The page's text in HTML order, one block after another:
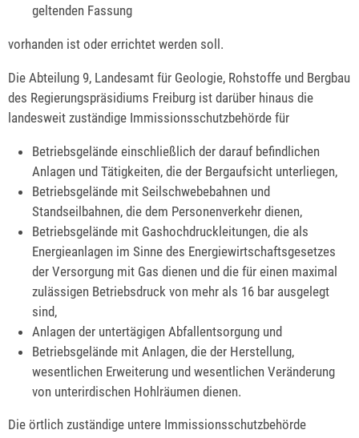
geltenden Fassung
vorhanden ist oder errichtet werden soll.
Die Abteilung 9, Landesamt für Geologie, Rohstoffe und Bergbau
des Regierungspräsidiums Freiburg ist darüber hinaus die
landesweit zuständige Immissionsschutzbehörde für
Betriebsgelände einschließlich der darauf befindlichen
Anlagen und Tätigkeiten, die der Bergaufsicht unterliegen,
Betriebsgelände mit Seilschwebebahnen und
Standseilbahnen, die dem Personenverkehr dienen,
Betriebsgelände mit Gashochdruckleitungen, die als
Energieanlagen im Sinne des Energiewirtschaftsgesetzes
der Versorgung mit Gas dienen und die für einen maximal
zulässigen Betriebsdruck von mehr als 16 bar ausgelegt
sind,
Anlagen der untertägigen Abfallentsorgung und
Betriebsgelände mit Anlagen, die der Herstellung,
wesentlichen Erweiterung und wesentlichen Veränderung
von unterirdischen Hohlräumen dienen.
Die örtlich zuständige untere Immissionsschutzbehörde